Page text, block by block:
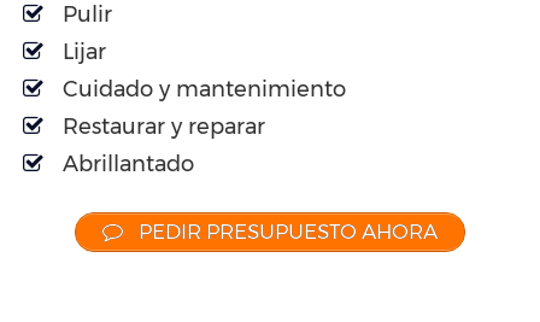
Pulir
Lijar
Cuidado y mantenimiento
Restaurar y reparar
Abrillantado
PEDIR PRESUPUESTO AHORA